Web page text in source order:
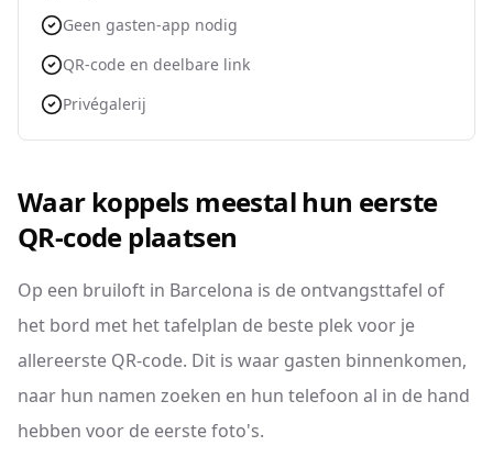
Geen gasten-app nodig
QR-code en deelbare link
Privégalerij
Waar koppels meestal hun eerste
QR-code plaatsen
Op een bruiloft in Barcelona is de ontvangsttafel of
het bord met het tafelplan de beste plek voor je
allereerste QR-code. Dit is waar gasten binnenkomen,
naar hun namen zoeken en hun telefoon al in de hand
hebben voor de eerste foto's.